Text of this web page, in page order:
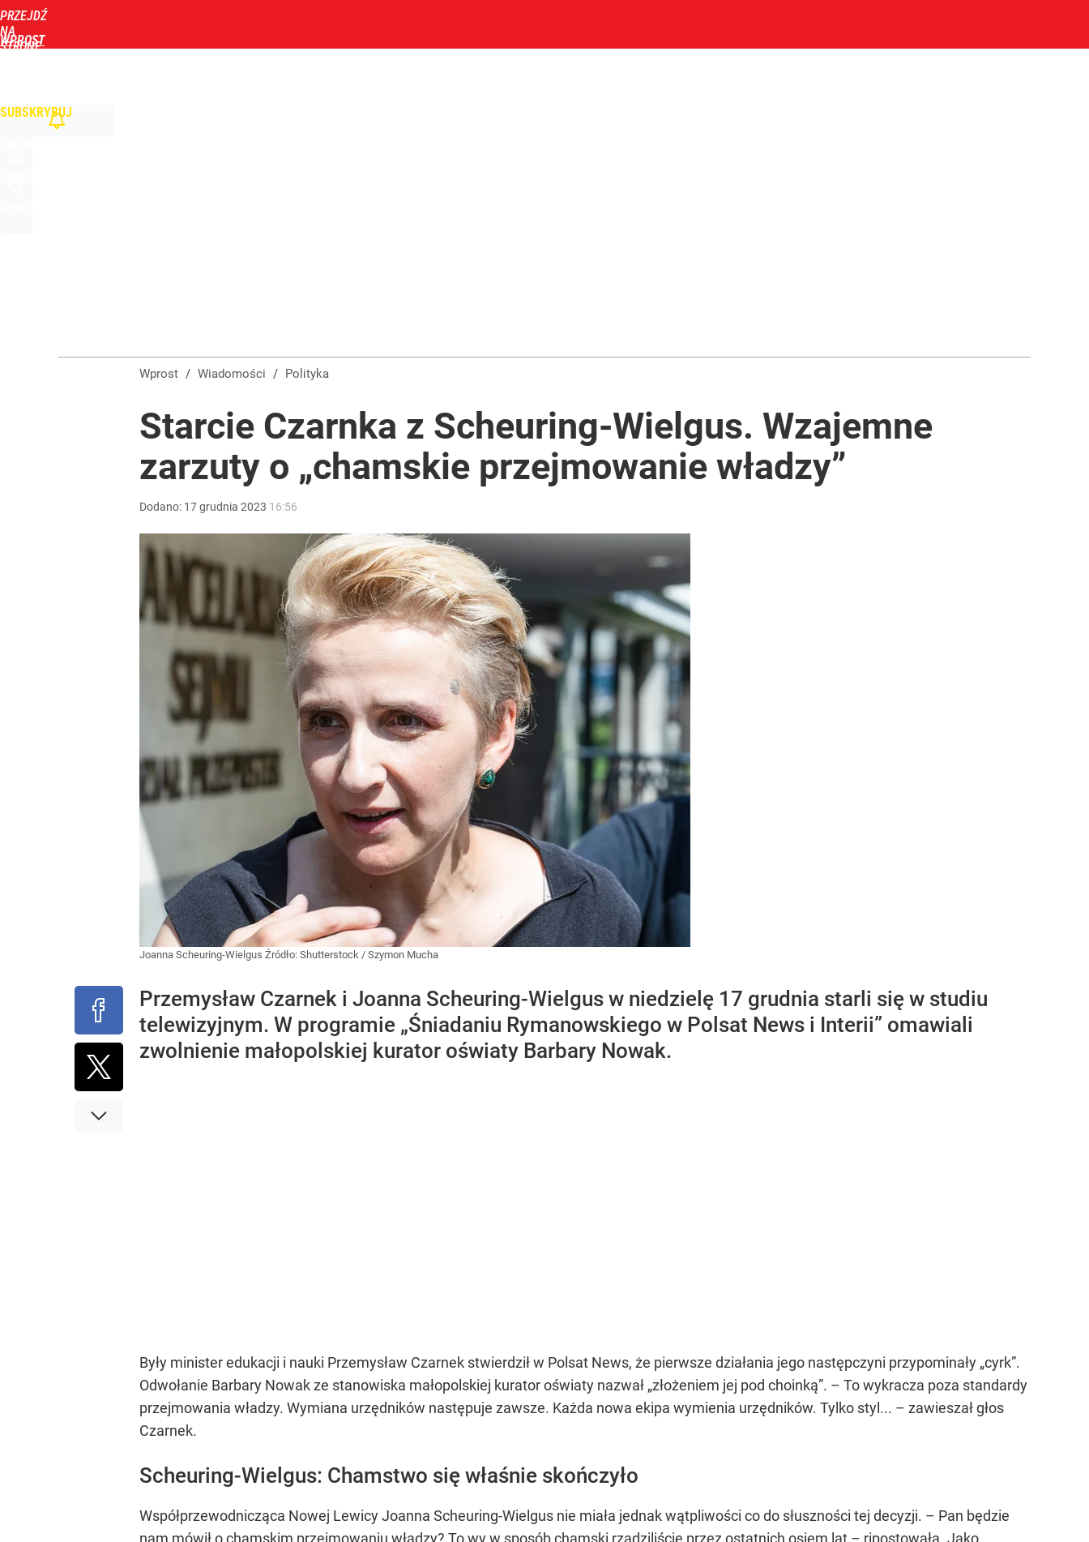
PRZEJDŹ
NA
STRONĘ
WPROST
SUBSKRYBUJ
Wprost / Wiadomości / Polityka
Starcie Czarnka z Scheuring-Wielgus. Wzajemne
zarzuty o „chamskie przejmowanie władzy”
Dodano: 17grudnia 2023 16:56
Joanna Scheuring-Wielgus Źródło: Shutterstock / Szymon Mucha
Przemysław Czarnek i Joanna Scheuring-Wielgus w niedzielę 17 grudnia starli się w studiu
telewizyjnym. W programie „Śniadaniu Rymanowskiego w Polsat News i Interii” omawiali
zwolnienie małopolskiej kurator oświaty Barbary Nowak.
Były minister edukacji i nauki Przemysław Czarnek stwierdził w Polsat News, że pierwsze działania jego następczyni przypominały „cyrk”.
Odwołanie Barbary Nowak ze stanowiska małopolskiej kurator oświaty nazwał „złożeniem jej pod choinką”. – To wykracza poza standardy
przejmowania władzy. Wymiana urzędników następuje zawsze. Każda nowa ekipa wymienia urzędników. Tylko styl... – zawieszał głos
Czarnek.
Scheuring-Wielgus: Chamstwo się właśnie skończyło
Współprzewodnicząca Nowej Lewicy Joanna Scheuring-Wielgus nie miała jednak wątpliwości co do słuszności tej decyzji. – Pan będzie
nam mówił o chamskim przejmowaniu władzy? To wy w sposób chamski rządziliście przez ostatnich osiem lat – ripostowała. Jako